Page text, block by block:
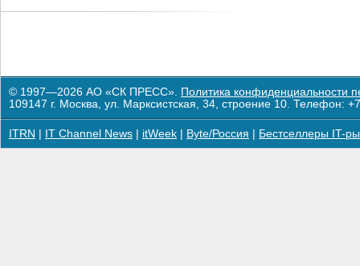
© 1997—2026 АО «СК ПРЕСС». Политика конфиденциальности
109147 г. Москва, ул. Марксистская, 34, строение 10. Телефон:
ITRN IT Channel News itWeek Byte/Россия Бестселлеры IT-